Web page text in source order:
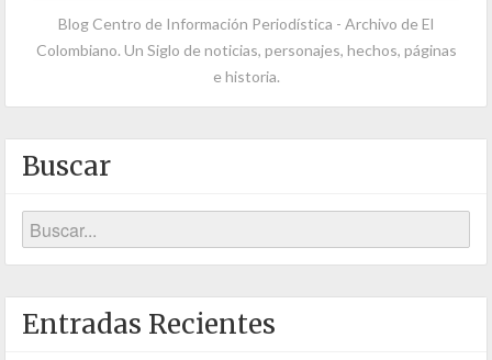
Blog Centro de Información Periodística - Archivo de El
Colombiano. Un Siglo de noticias, personajes, hechos, páginas
e historia.
Buscar
Entradas Recientes